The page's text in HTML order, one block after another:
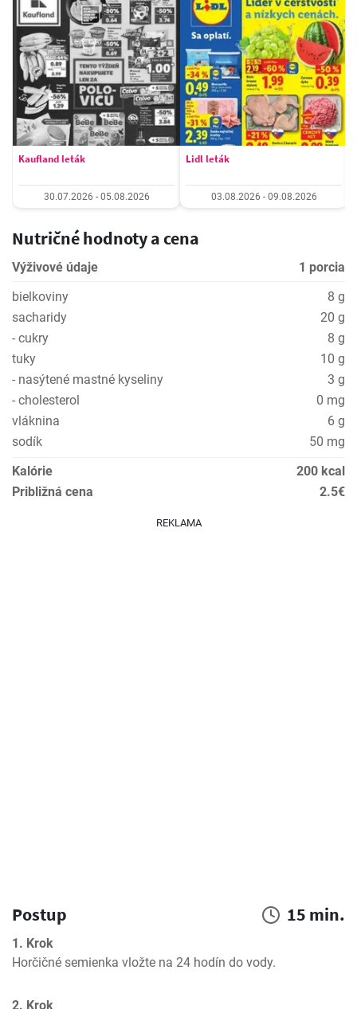
Kaufland leták
30.07.2026 - 05.08.2026
Lidl leták
03.08.2026 - 09.08.2026
Nutričné hodnoty a cena
Výživové údaje
1 porcia
bielkoviny
8 g
sacharidy
20 g
- cukry
8 g
tuky
10 g
- nasýtené mastné kyseliny
3 g
- cholesterol
0 mg
vláknina
6 g
sodík
50 mg
Kalórie
200 kcal
Približná cena
2.5€
REKLAMA
Postup 15 min.
1. Krok
Horčičné semienka vložte na 24 hodín do vody.
2. Krok